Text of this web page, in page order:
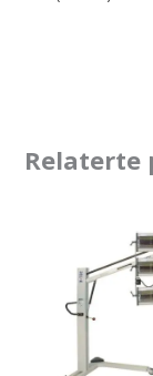
Relaterte
m/